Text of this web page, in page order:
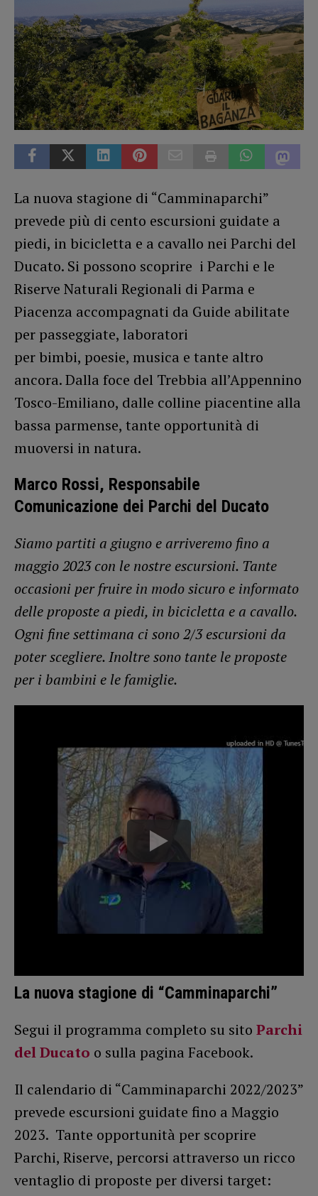
La nuova stagione di “Camminaparchi”
prevede più di cento escursioni guidate a
piedi, in bicicletta e a cavallo nei Parchi del
Ducato. Si possono scoprire i Parchi e le
Riserve Naturali Regionali di Parma e
Piacenza accompagnati da Guide abilitate
per passeggiate, laboratori
per bimbi, poesie, musica e tante altro
ancora. Dalla foce del Trebbia all’Appennino
Tosco-Emiliano, dalle colline piacentine alla
bassa parmense, tante opportunità di
muoversi in natura.
Marco Rossi, Responsabile
Comunicazione dei Parchi del Ducato
Siamo partiti a giugno e arriveremo fino a
maggio 2023 con le nostre escursioni. Tante
occasioni per fruire in modo sicuro e informato
delle proposte a piedi, in bicicletta e a cavallo.
Ogni fine settimana ci sono 2/3 escursioni da
poter scegliere. Inoltre sono tante le proposte
per i bambini e le famiglie.
La nuova stagione di “Camminaparchi”
Segui il programma completo su sito Parchi
del Ducato o sulla pagina Facebook.
Il calendario di “Camminaparchi 2022/2023”
prevede escursioni guidate fino a Maggio
2023. Tante opportunità per scoprire
Parchi, Riserve, percorsi attraverso un ricco
ventaglio di proposte per diversi target: